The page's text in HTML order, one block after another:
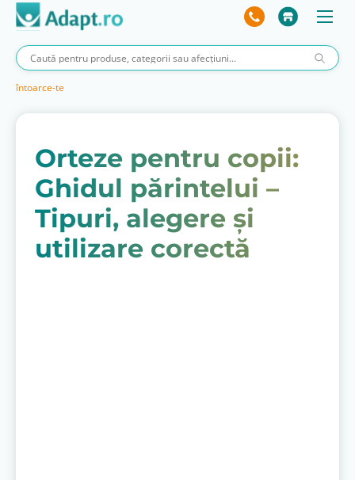
întoarce-te
Orteze pentru copii:
Ghidul părintelui –
Tipuri, alegere și
utilizare corectă